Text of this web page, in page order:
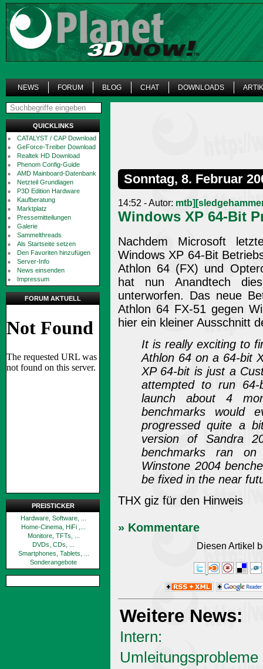
NEWS FORUM BLOG CHAT DOWNLOADS
QUICKLINKS
CATALYST / CAP Download
GeForce-Treiber Download
Realtek HD Download
Phenom Config-Guide
AMD Mainboard-Datenbank
Netzteil Grundlagen
P3D Edition Hardware
Kaufberatung
Marktplatz
Pressemitteilungen
Galerie
Sammelthreads
Als Startseite setzen
Den Favoriten hinzufügen
Server-Info
News einsenden
Impressum
FORUM AKTUELL
PREISTICKER
Hardware, Software, ...
Home-Cinema, HiFi ,...
Monitore, TFTs, ...
DVDs, CDs, ...
Smartphones, Tablets, ...
Sonderangebote
Sonntag, 8. Februar
14:52 - Autor:
Windows XP 64-Bit
Nachdem Microsoft
Windows XP 64-Bit
Athlon 64 (FX) und
hat nun Anandtech
unterworfen. Das neue
Athlon 64 FX-51 gegen
hier ein kleiner Ausschnitt
It is really exciting to
Athlon 64 on a 64-bit
XP 64-bit is just a
attempted to run 64-
launch about 4
benchmarks would
progressed quite a
version of Sandra
benchmarks ran
Winstone 2004
be fixed in the near
THX giz für den Hinweis
» Kommentare
Diesen Artikel
Weitere News:
Intern:
Umleitungsprobleme